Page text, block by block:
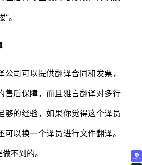
免费试译
。
司可以提供翻译合同和发票，
售后保障，而且雅言翻译对多行
够的经验，如果你觉得这个译员
可以换一个译员进行文件翻译。
不到的。